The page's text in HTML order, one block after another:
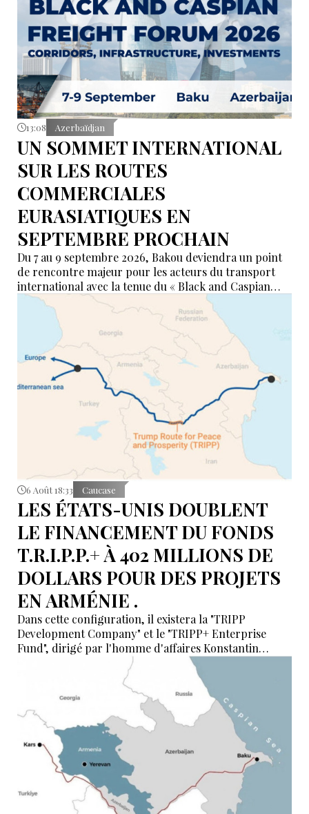
13:08 Azerbaïdjan
UN SOMMET INTERNATIONAL
SUR LES ROUTES
COMMERCIALES
EURASIATIQUES EN
SEPTEMBRE PROCHAIN
Du 7 au 9 septembre 2026, Bakou deviendra un point
de rencontre majeur pour les acteurs du transport
international avec la tenue du « Black and Caspian
Freight Forum 2026 ». L’événement réunira des
représentants des ports, du transport maritime, du
ferroviaire, de la logistique et des institutions
financières afin de discuter de l’avenir des corridors
reliant l’Asie, la mer Caspienne, la région de la mer
Noire et l’Europe.
6 Août 18:33 Caucase
LES ÉTATS-UNIS DOUBLENT
LE FINANCEMENT DU FONDS
T.R.I.P.P.+ À 402 MILLIONS DE
DOLLARS POUR DES PROJETS
EN ARMÉNIE .
Dans cette configuration, il existera la "TRIPP
Development Company" et le "TRIPP+ Enterprise
Fund", dirigé par l'homme d'affaires Konstantin